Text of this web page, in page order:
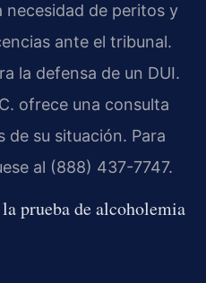
necesidad de peritos y
ante el tribunal.
la defensa de un DUI.
ofrece una consulta
de su situación. Para
al (888) 437-7747.
prueba de alcoholemia